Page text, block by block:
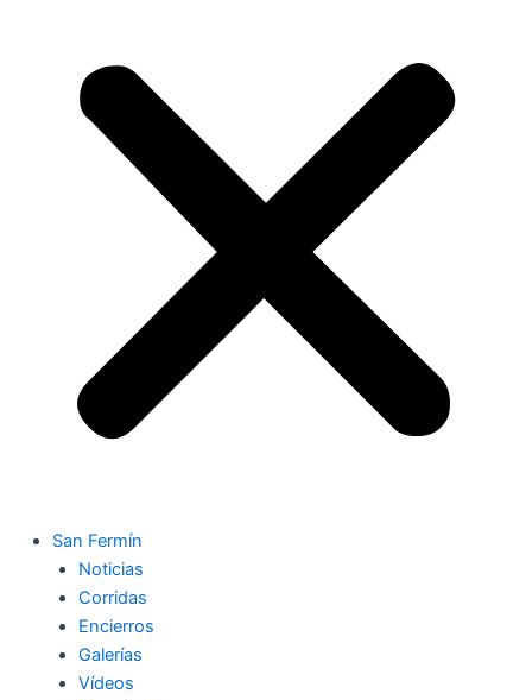
San Fermín
Noticias
Corridas
Encierros
Galerías
Vídeos